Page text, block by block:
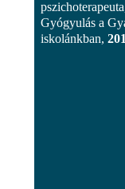
Gyógyulás a
iskolánkban,